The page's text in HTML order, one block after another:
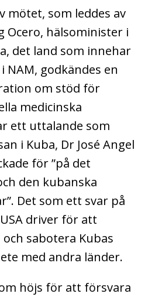
mötet, som leddes av
Ocero, hälsominister i
det land som innehar
godkändes en
om stöd för
medicinska
ett uttalande som
i Kuba, Dr José Angel
för ”på det
den kubanska
Det som ett svar på
driver för att
sabotera Kubas
med andra länder.
höjs för att försvara